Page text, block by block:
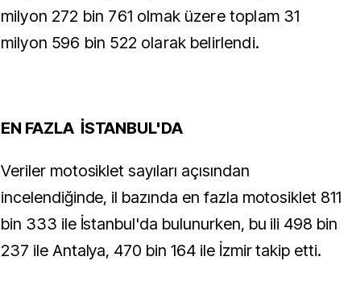
milyon 272 bin 761 olmak üzere toplam 31
milyon 596 bin 522 olarak belirlendi.
EN FAZLA İSTANBUL'DA
Veriler motosiklet sayıları açısından
incelendiğinde, il bazında en fazla motosiklet 811
bin 333 ile İstanbul'da bulunurken, bu ili 498 bin
237 ile Antalya, 470 bin 164 ile İzmir takip etti.